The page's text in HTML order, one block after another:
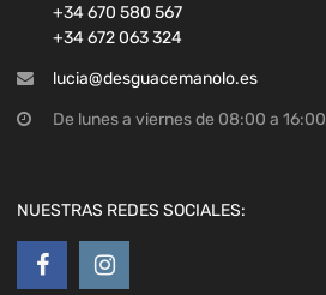
+34 670 580 567
+34 672 063 324
lucia@desguacemanolo.es
De lunes a viernes de 08:00 a 16:00
NUESTRAS REDES SOCIALES: